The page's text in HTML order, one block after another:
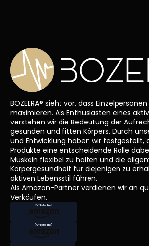
BOZEERA® sieht vor, dass
maximieren. Als Enthusiasten eines
verstehen wir die Bedeutung der
gesunden und fitten Körpers. Durch
und Entwicklung haben wir festgestellt,
Produkte eine entscheidende Rolle
Muskeln flexibel zu halten und die
Körpergesundheit für diejenigen zu
aktiven Lebensstil führen.
Als Amazon-Partner verdienen wir an
Verkäufen.